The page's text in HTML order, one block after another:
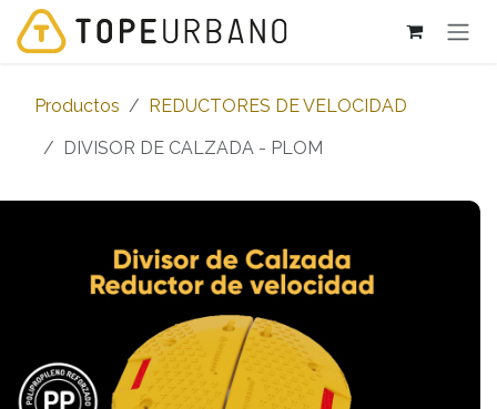
Ir al contenido
Productos
REDUCTORES DE VELOCIDAD
DIVISOR DE CALZADA - PLOM